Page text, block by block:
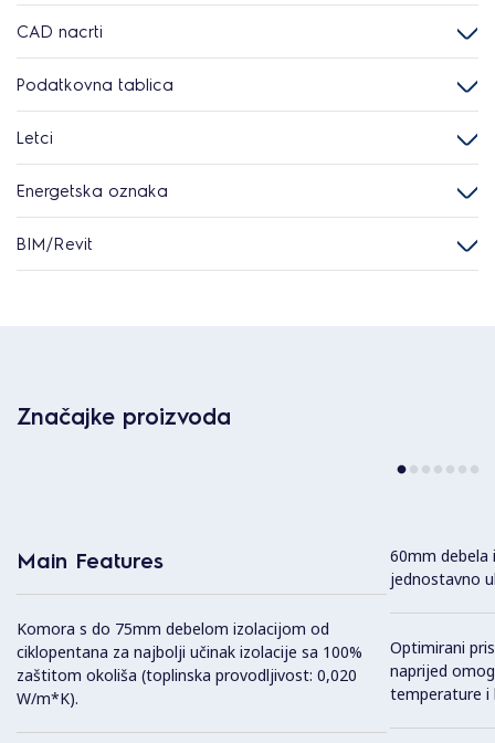
CAD nacrti
Podatkovna tablica
Letci
Energetska oznaka
BIM/Revit
Značajke proizvoda
Main Features
Komora s do 75mm debelom izolacijom od
ciklopentana za najbolji učinak izolacije sa 100%
zaštitom okoliša (toplinska provodljivost: 0,020
W/m*K).
60mm debela
jednostavno
Optimirani
naprijed
temperature i